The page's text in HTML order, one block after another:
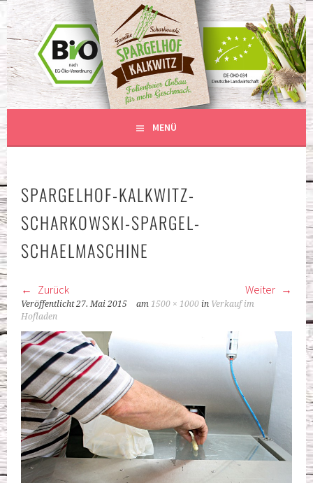
Springe
zum
InhaltBIO-SPARGEL – ANBAU OHNE
PLASTIKFOLIE
SPARGELHOF KALKWITZ
MENÜ
SPARGELHOF-KALKWITZ-
SCHARKOWSKI-SPARGEL-
SCHAELMASCHINE
Zurück Weiter
Veröffentlicht27. Mai 2015 am 1500 × 1000 in Verkauf im
Hofladen